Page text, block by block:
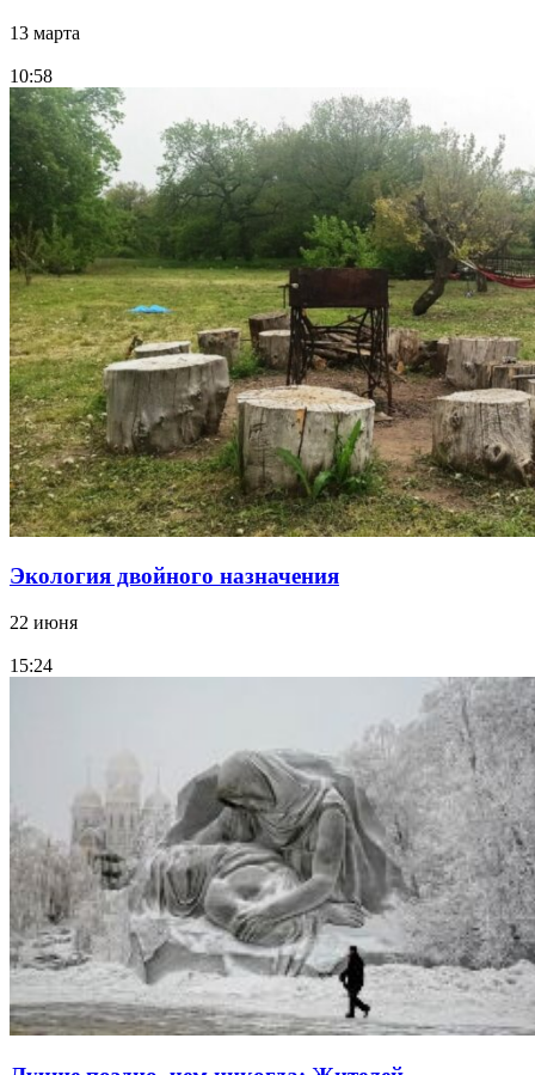
13 марта
10:58
Экология двойного назначения
22 июня
15:24